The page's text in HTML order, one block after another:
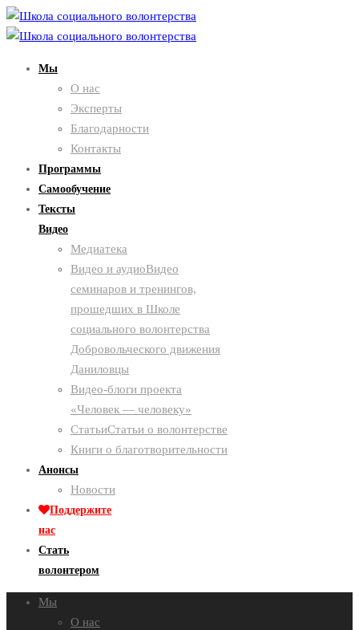
Мы
О нас
Эксперты
Благодарности
Контакты
Программы
Самообучение
Тексты
Видео
Медиатека
Видео и аудиоВидео
семинаров и тренингов,
прошедших в Школе
социального волонтерства
Добровольческого движения
Даниловцы
Видео-блоги проекта
«Человек — человеку»
СтатьиСтатьи о волонтерстве
Книги о благотворительности
Анонсы
Новости
Поддержите
нас
Стать
волонтером
Мы
О нас